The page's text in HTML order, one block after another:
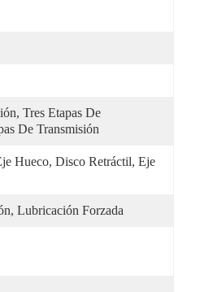
Tres Etapas De
De Transmisión
Hueco, Disco Retráctil, Eje
Lubricación Forzada